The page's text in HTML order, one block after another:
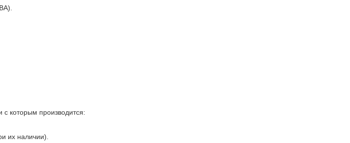
с которым производится:
их наличии).